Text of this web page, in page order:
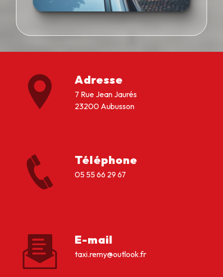
Adresse
7 Rue Jean Jaurés
23200 Aubusson
Téléphone
05 55 66 29 67
E-mail
taxi.remy@outlook.fr